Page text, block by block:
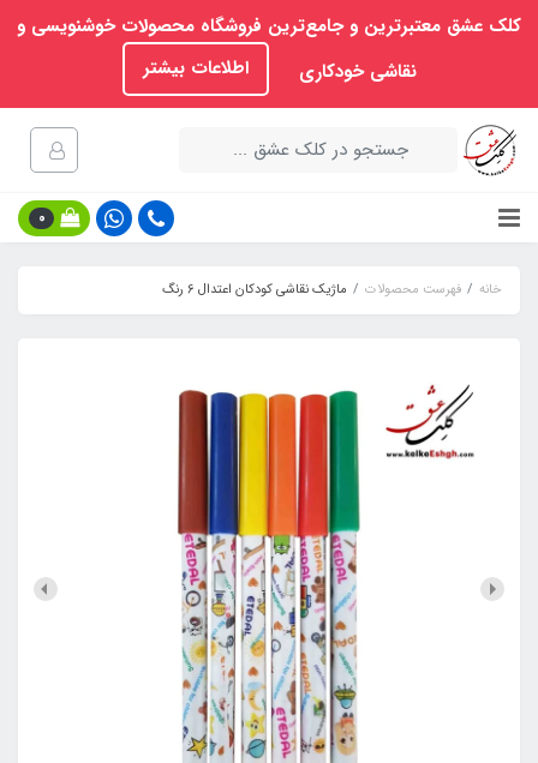
کلک عشق معتبرترین و جامع‌ترین فروشگاه محصولات خوشنویسی و
نقاشی خودکاری
اطلاعات بیشتر
0
خانه فهرست محصولات ماژیک نقاشی کودکان اعتدال 6 رنگ